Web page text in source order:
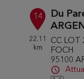
14
22.11
km
Du
CC LOT
FOCH
95100